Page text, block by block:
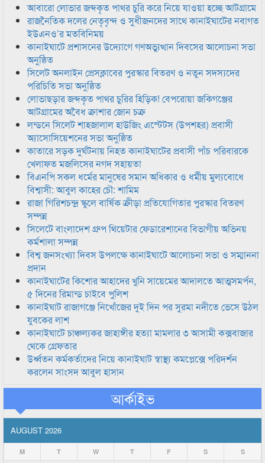
আবারো লোভার জব্দকৃত পাথর চুরি করে নিয়ে যাওয়া হচ্ছে আটগ্রামে
রাজনৈতিক দলের নেতৃবৃন্দ ও সুধীজনদের সাথে কানাইঘাটের নবাগত
ইউএনও’র মতবিনিময়
কানাইঘাটে প্রশাসনের উদ্যোগে গণঅভ্যুত্থান দিবসের আলোচনা সভা
অনুষ্ঠিত
সিলেট অনলাইন প্রেসক্লাবের পুরস্কার বিতরণ ও নতুন সদস্যদের
পরিচিতি সভা অনুষ্ঠিত
লোভাছড়ার জব্দকৃত পাথর চুরির হিড়িক! বেপরোয়া জকিগঞ্জের
আটগ্রামের অবৈধ ক্রাশার জোন চক্র
লন্ডনে সিলেট শাহজালাল হাউজিং এস্টেটস (উপশহর) প্রবাসী
অ্যাসোসিয়েশনের সভা অনুষ্ঠিত
কাতারে সড়ক দুর্ঘটনায় নিহত কানাইঘাটের প্রবাসী পাঁচ পরিবারকে
খেলাফত মজলিসের নগদ সহায়তা
বিএনপি সকল ধর্মের মানুষের সমান অধিকার ও ধর্মীয় মুল্যবোধে
বিশ্বাসী: আবুল কাহের চৌ: শামিম
রাজা গিরিশচন্দ্র স্কুলে বার্ষিক ক্রীড়া প্রতিযোগিতার পুরস্কার বিতরণ
সম্পন্ন
সিলেটে বাংলাদেশ গ্রুপ থিয়েটার ফেডারেশানের বিভাগীয় অভিনয়
কর্মশালা সম্পন্ন
বিশ্ব জনসংখ্যা দিবস উপলক্ষে কানাইঘাটে আলোচনা সভা ও সম্মাননা
প্রদান
কানাইঘাটের কিশোর আহাদের খুনি সায়েমের আদালতে আত্মসমর্পন,
৫ দিনের রিমান্ড চাইবে পুলিশ
কানাইঘাট রাজাগঞ্জে নিখোঁজের দুই দিন পর সুরমা নদীতে ভেসে উঠল
যুবকের লাশ
কানাইঘাটে চাঞ্চল্যকর জাহাঙ্গীর হত্যা মামলার ৩ আসামী কক্সবাজার
থেকে গ্রেফতার
উর্ধ্বতন কর্মকর্তাদের নিয়ে কানাইঘাট স্বাস্থ্য কমপ্লেক্সে পরিদর্শন
করলেন সাংসদ আবুল হাসান
আর্কাইভ
AUGUST 2026
M T W T F S S